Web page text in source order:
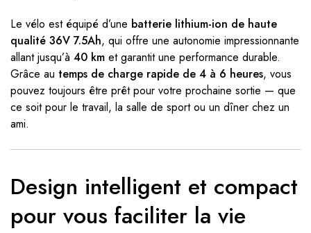
Le vélo est équipé d’une batterie lithium-ion de haute
qualité 36V 7.5Ah, qui offre une autonomie impressionnante
allant jusqu’à 40 km et garantit une performance durable.
Grâce au temps de charge rapide de 4 à 6 heures, vous
pouvez toujours être prêt pour votre prochaine sortie — que
ce soit pour le travail, la salle de sport ou un dîner chez un
ami.
Design intelligent et compact
pour vous faciliter la vie